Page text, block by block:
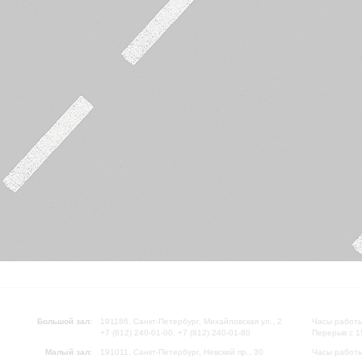
Большой зал:
191186, Санкт-Петербург, Михайловская ул., 2
+7 (812) 240-01-00, +7 (812) 240-01-80
Малый зал:
191011, Санкт-Петербург, Невский пр., 30
Часы
Перерыв с
Часы